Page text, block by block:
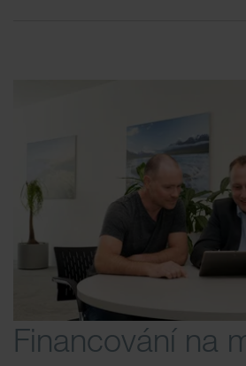
Financování na